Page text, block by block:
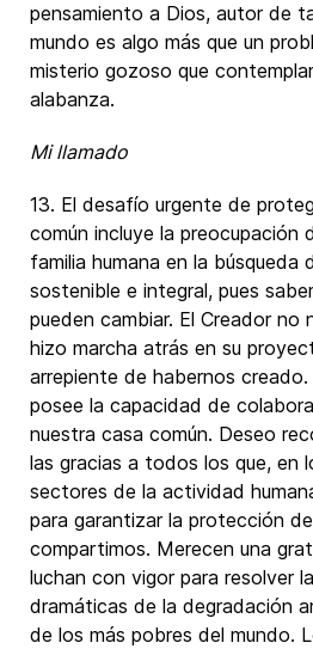
pensamiento a Dios, autor de
mundo es algo más que un
misterio gozoso que
alabanza.
Mi llamado
13. El desafío urgente de
común incluye la preocupación
familia humana en la búsqueda
sostenible e integral, pues
pueden cambiar. El Creador no
hizo marcha atrás en su
arrepiente de habernos creado.
posee la capacidad de
nuestra casa común. Deseo
las gracias a todos los que, en
sectores de la actividad
para garantizar la protección
compartimos. Merecen una
luchan con vigor para resolver
dramáticas de la degradación
de los más pobres del mundo.